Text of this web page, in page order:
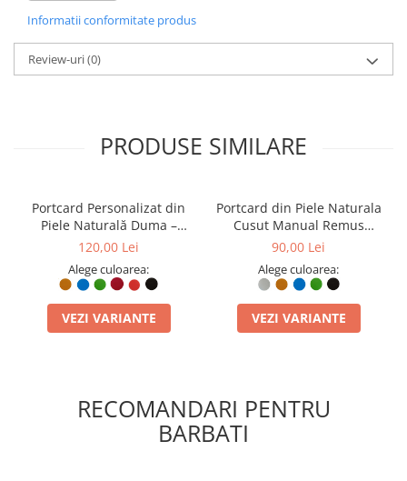
- alegi culoare inchizatoare
- alegi ce sa fie scris pe ea
Informatii conformitate produs
Review-uri(0)
PRODUSE SIMILARE
Portcard Personalizat din
Piele Naturală Duma –
Portofel Minimalist Gravat,
120,00 Lei
Alege culoarea:
VEZI VARIANTE
Portcard din Piele Naturala
Cusut Manual Remus
Personalizabil – Suport
90,00 Lei
Alege culoarea:
VEZI VARIANTE
RECOMANDARI PENTRU
BARBATI